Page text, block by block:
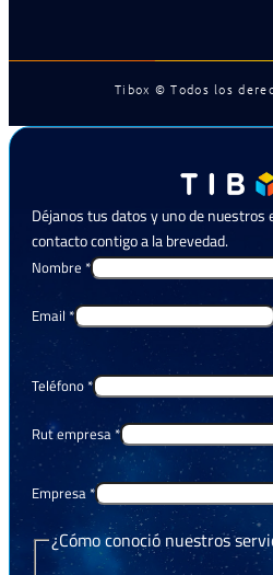
Tibox © Todos los
Déjanos tus datos y uno de nuestros
contacto contigo a la brevedad.
Nombre *
Email *
Teléfono *
Rut empresa *
Empresa *
¿Cómo conoció nuestros